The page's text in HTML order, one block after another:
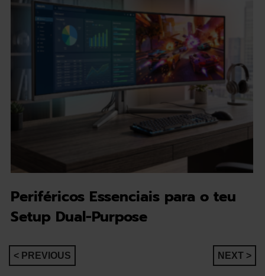
Periféricos Essenciais para o teu
Setup Dual-Purpose
Navegação
< PREVIOUS NEXT >